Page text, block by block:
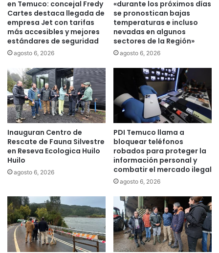
a
R
o
y
o
n
s
u
c
i
e
r
r
e
d
e
a
m
p
a
a
s
o
l
u
i
ó
n
a
n
t
e
e
s
c
a
e
z
d
e
en Temuco: concejal Fredy
Cartes destaca llegada de
empresa Jet con tarifas
más accesibles y mejores
estándares de seguridad
agosto 6, 2026
«durante los próximos días
se pronostican bajas
temperaturas e incluso
nevadas en algunos
sectores de la Región»
agosto 6, 2026
Inauguran Centro de
Rescate de Fauna Silvestre
en Reseva Ecologica Huilo
Huilo
agosto 6, 2026
PDI Temuco llama a
bloquear teléfonos
robados para proteger la
información personal y
combatir el mercado ilegal
agosto 6, 2026